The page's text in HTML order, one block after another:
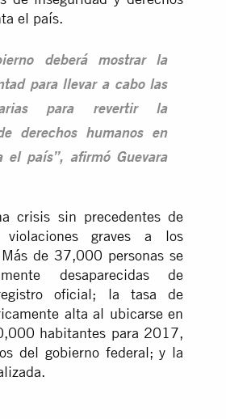
el país.
deberá mostrar la
para llevar a cabo las
para revertir la
derechos humanos en
el país”, afirmó Guevara
crisis sin precedentes de
graves a los
de 37,000 personas se
desaparecidas de
oficial; la tasa de
alta al ubicarse en
habitantes para 2017,
del gobierno federal; y la